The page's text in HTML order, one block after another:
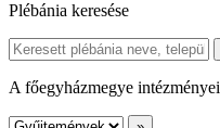
Plébánia keresése
A főegyházmegye intézményei